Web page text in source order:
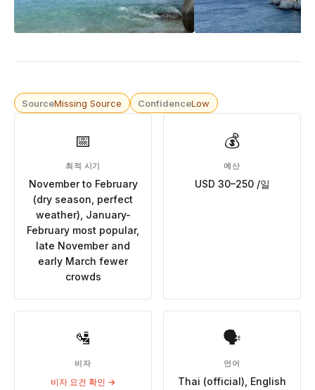
SourceMissing Source ConfidenceLow
📅
최적 시기
November to February
(dry season, perfect
weather), January-
February most popular,
late November and
early March fewer
crowds
💰
예산
USD 30–250 /일
🛂
비자
비자 요건 확인 →
🗣
언어
Thai (official), English